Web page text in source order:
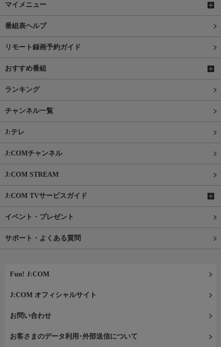
マイメニュー
番組表ヘルプ
リモート録画予約ガイド
おすすめ番組
ランキング
チャンネル一覧
J:テレ
J:COMチャンネル
J:COM STREAM
J:COM TVサービスガイド
イベント・プレゼント
サポート・よくある質問
Fun! J:COM
J:COM オフィシャルサイト
お問い合わせ
お客さまのデータ利用･外部送信について